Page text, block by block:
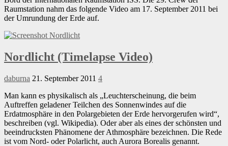
Raumstation nahm das folgende Video am 17. September 2011 bei
der Umrundung der Erde auf.
Nordlicht (Timelapse Video)
daburna 21. September 2011 4
Man kann es physikalisch als „Leuchterscheinung, die beim
Auftreffen geladener Teilchen des Sonnenwindes auf die
Erdatmosphäre in den Polargebieten der Erde hervorgerufen wird“,
beschreiben (vgl. Wikipedia). Oder aber als eines der schönsten und
beeindrucksten Phänomene der Athmosphäre bezeichnen. Die Rede
ist vom Nord- oder Polarlicht, auch Aurora Borealis genannt.